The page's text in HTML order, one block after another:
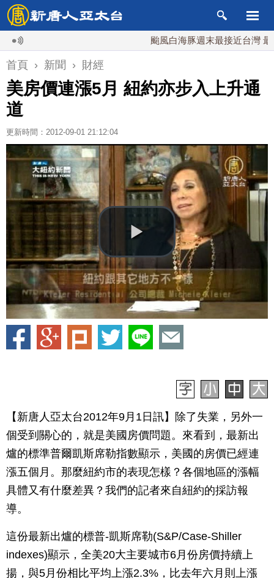
颱風白海豚週末最接近台灣 最快9日
首頁 › 新聞 › 財經
美房價連漲5月 紐約亦步入上升通
道
更新時間：2012-09-01 21:12:04
【新唐人亞太台2012年9月1日訊】除了失業，另外一
個受到關心的，就是美國房價問題。來看到，最新出
爐的標準普爾凱斯席勒指數顯示，美國的房價已經連
漲五個月。那麼紐約市的表現怎樣？各個地區的漲幅
具體又有什麼差異？我們的記者來自紐約的採訪報
導。
這份最新出爐的標普-凱斯席勒(S&P/Case-Shiller
indexes)顯示，全美20大主要城市6月份房價持續上
揚，與5月份相比平均上漲2.3%，比去年六月則上漲